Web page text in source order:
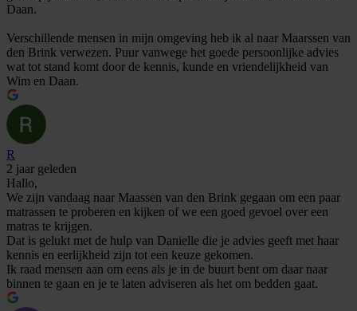
Daan.
Verschillende mensen in mijn omgeving heb ik al naar Maarssen van
den Brink verwezen. Puur vanwege het goede persoonlijke advies
wat tot stand komt door de kennis, kunde en vriendelijkheid van
Wim en Daan.
R
2 jaar geleden
Hallo,
We zijn vandaag naar Maassen van den Brink gegaan om een paar
matrassen te proberen en kijken of we een goed gevoel over een
matras te krijgen.
Dat is gelukt met de hulp van Danielle die je advies geeft met haar
kennis en eerlijkheid zijn tot een keuze gekomen.
Ik raad mensen aan om eens als je in de buurt bent om daar naar
binnen te gaan en je te laten adviseren als het om bedden gaat.